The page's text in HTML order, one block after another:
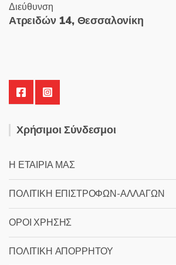
Διεύθυνση
Ατρειδών 14, Θεσσαλονίκη
Χρήσιμοι Σύνδεσμοι
Η ΕΤΑΙΡΙΑ ΜΑΣ
ΠΟΛΙΤΙΚΗ ΕΠΙΣΤΡΟΦΩΝ-ΑΛΛΑΓΩΝ
ΟΡΟΙ ΧΡΗΣΗΣ
ΠΟΛΙΤΙΚΗ ΑΠΟΡΡΗΤΟΥ